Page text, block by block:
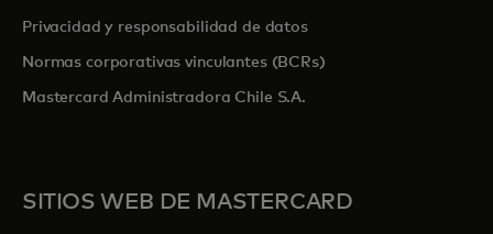
Privacidad y responsabilidad de datos
Normas corporativas vinculantes (BCRs)
Mastercard Administradora Chile S.A.
SITIOS WEB DE MASTERCARD